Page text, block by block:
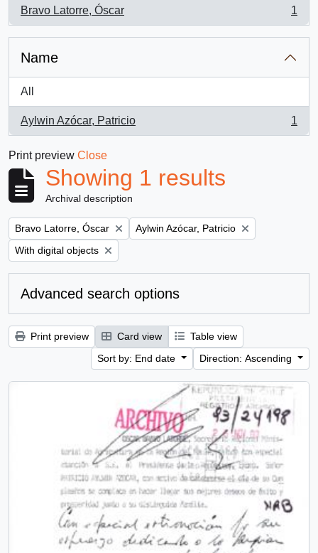
Bravo Latorre, Óscar
, 1 results
1
Name
All
Aylwin Azócar, Patricio
, 1 results
1
Print preview Close
Showing 1 results
Archival description
Remove filter:
Bravo Latorre, Óscar Remove filter:
Aylwin Azócar, Patricio
Remove filter:
With digital objects
Advanced search options
Print preview Card view
Table view
Sort by: End date
Direction: Ascending